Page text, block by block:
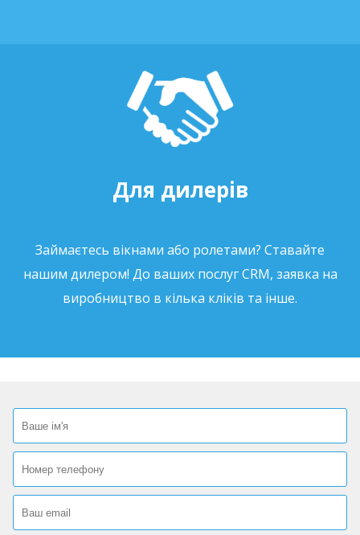
Для дилерів
Займаєтесь вікнами або ролетами? Ставайте
нашим дилером! До ваших послуг CRM, заявка на
виробництво в кілька кліків та інше.